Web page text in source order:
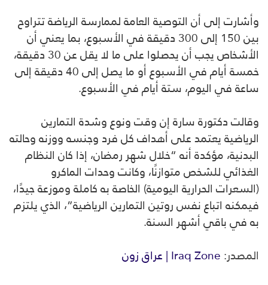
وأشارت إلى أن التوصية العامة لممارسة الرياضة تتراوح
بين 150 إلى 300 دقيقة في الأسبوع، بما يعني أن
الأشخاص يجب أن يحصلوا على ما لا يقل عن 30 دقيقة،
خمسة أيام في الأسبوع أو ما يصل إلى 40 دقيقة إلى
ساعة في اليوم، ستة أيام في الأسبوع.
وقالت دكتورة سارة إن وقت ونوع وشدة التمارين
الرياضية يعتمد على أهداف كل فرد وجنسه ووزنه وحالته
البدنية، مؤكدة أنه “خلال شهر رمضان، إذا كان النظام
الغذائي للشخص متوازنًا، وكانت وحدات الماكرو
(السعرات الحرارية اليومية) الخاصة به كاملة وموزعة جيدًا،
فيمكنه اتباع نفس روتين التمارين الرياضية”، الذي يلتزم
به في باقي أشهر السنة.
المصدر:Iraq Zone | عراق زون